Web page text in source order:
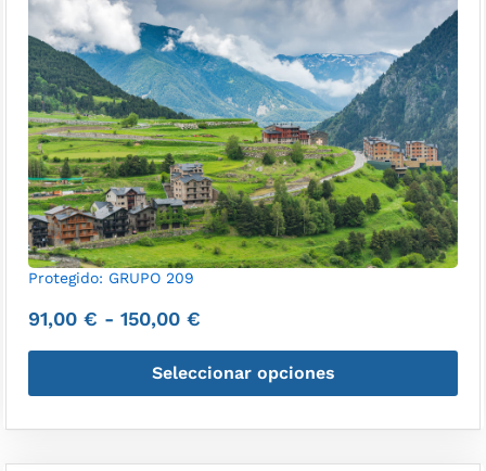
Protegido: GRUPO 209
91,00 € - 150,00 €
Seleccionar opciones